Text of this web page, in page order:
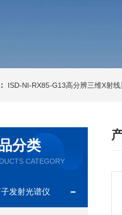
ISD-NI-RX85-G13高分辨三维X射线
分类
CATEGORY
发射光谱仪